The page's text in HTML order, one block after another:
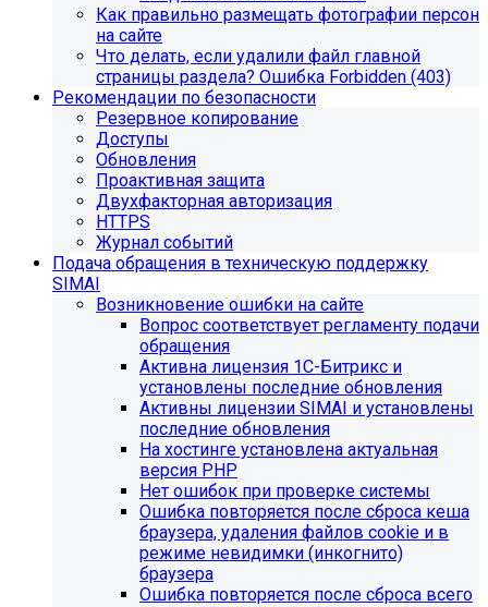
Как правильно размещать фотографии персон
на сайте
Что делать, если удалили файл главной
страницы раздела? Ошибка Forbidden (403)
Рекомендации по безопасности
Резервное копирование
Доступы
Обновления
Проактивная защита
Двухфакторная авторизация
HTTPS
Журнал событий
Подача обращения в техническую поддержку
SIMAI
Возникновение ошибки на сайте
Вопрос соответствует регламенту подачи
обращения
Активна лицензия 1С-Битрикс и
установлены последние обновления
Активны лицензии SIMAI и установлены
последние обновления
На хостинге установлена актуальная
версия PHP
Нет ошибок при проверке системы
Ошибка повторяется после сброса кеша
браузера, удаления файлов cookie и в
режиме невидимки (инкогнито)
браузера
Ошибка повторяется после сброса всего